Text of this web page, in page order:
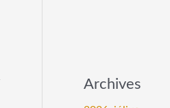
Archives